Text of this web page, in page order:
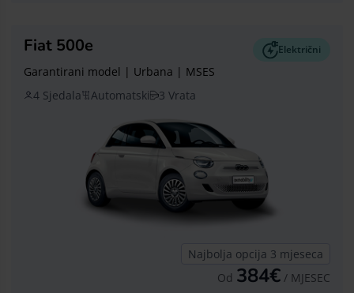
Fiat 500e Električni
Garantirani model | Urbana | MSES
4 Sjedala
Automatski 3 Vrata
Najbolja opcija 3 mjeseca
Od 384€ / MJESEC